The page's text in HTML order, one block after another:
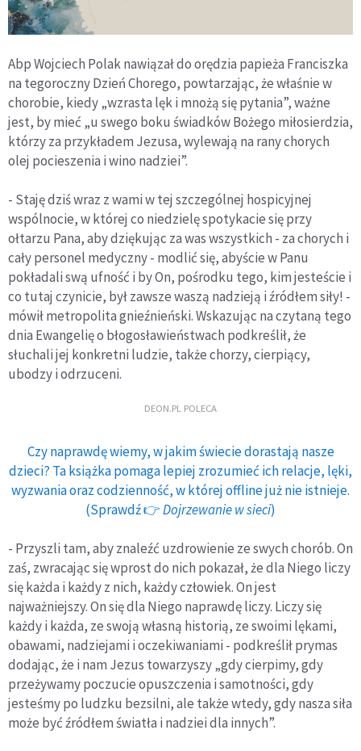
Abp Wojciech Polak nawiązał do orędzia papieża Franciszka
na tegoroczny Dzień Chorego, powtarzając, że właśnie w
chorobie, kiedy „wzrasta lęk i mnożą się pytania”, ważne
jest, by mieć „u swego boku świadków Bożego miłosierdzia,
którzy za przykładem Jezusa, wylewają na rany chorych
olej pocieszenia i wino nadziei”.
- Staję dziś wraz z wami w tej szczególnej hospicyjnej
wspólnocie, w której co niedzielę spotykacie się przy
ołtarzu Pana, aby dziękując za was wszystkich - za chorych i
cały personel medyczny - modlić się, abyście w Panu
pokładali swą ufność i by On, pośrodku tego, kim jesteście i
co tutaj czynicie, był zawsze waszą nadzieją i źródłem siły! -
mówił metropolita gnieźnieński. Wskazując na czytaną tego
dnia Ewangelię o błogosławieństwach podkreślił, że
słuchali jej konkretni ludzie, także chorzy, cierpiący,
ubodzy i odrzuceni.
DEON.PL POLECA
Czy naprawdę wiemy, w jakim świecie dorastają nasze
dzieci? Ta książka pomaga lepiej zrozumieć ich relacje, lęki,
wyzwania oraz codzienność, w której offline już nie istnieje.
(Sprawdź 👉Dojrzewanie w sieci)
- Przyszli tam, aby znaleźć uzdrowienie ze swych chorób. On
zaś, zwracając się wprost do nich pokazał, że dla Niego liczy
się każda i każdy z nich, każdy człowiek. On jest
najważniejszy. On się dla Niego naprawdę liczy. Liczy się
każdy i każda, ze swoją własną historią, ze swoimi lękami,
obawami, nadziejami i oczekiwaniami - podkreślił prymas
dodając, że i nam Jezus towarzyszy „gdy cierpimy, gdy
przeżywamy poczucie opuszczenia i samotności, gdy
jesteśmy po ludzku bezsilni, ale także wtedy, gdy nasza siła
może być źródłem światła i nadziei dla innych”.